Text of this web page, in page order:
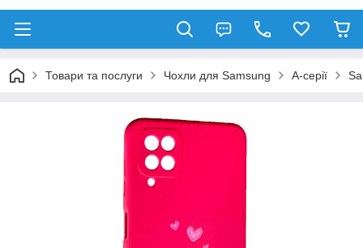
Товари та послуги Чохли для Samsung A-серії